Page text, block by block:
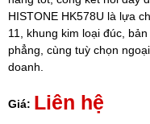
HISTONE HK578U là lựa
11, khung kim loại đúc,
phẳng, cùng tuỳ chọn
doanh.
Giá: Liên hệ